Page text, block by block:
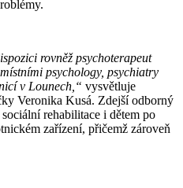
rovněž psychoterapeut
psychology, psychiatry
v Lounech,“ vysvětluje
Veronika Kusá. Zdejší odborný
rehabilitace i dětem po
zařízení, přičemž zároveň